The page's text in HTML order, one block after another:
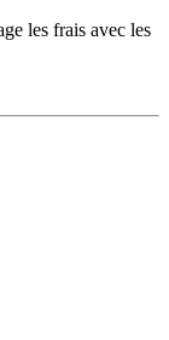
les frais avec les